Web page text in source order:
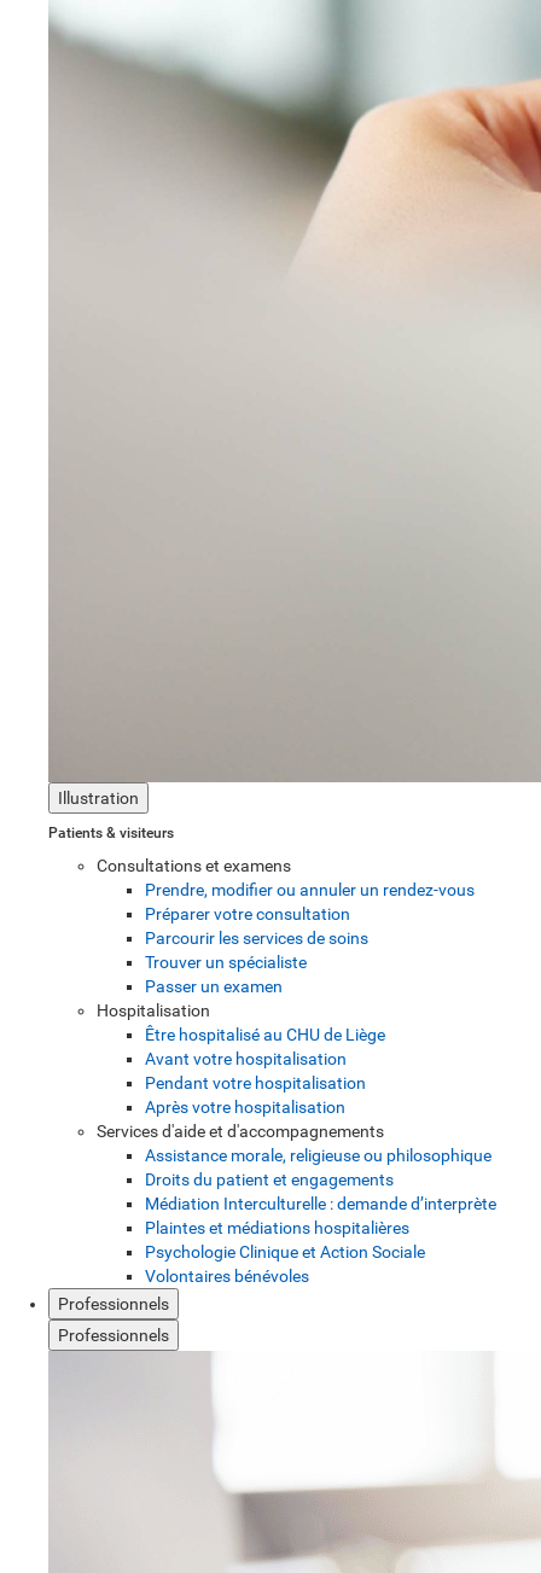
Illustration
Patients & visiteurs
Consultations et examens
Prendre, modifier ou annuler un rendez-vous
Préparer votre consultation
Parcourir les services de soins
Trouver un spécialiste
Passer un examen
Hospitalisation
Être hospitalisé au CHU de Liège
Avant votre hospitalisation
Pendant votre hospitalisation
Après votre hospitalisation
Services d'aide et d'accompagnements
Assistance morale, religieuse ou philosophique
Droits du patient et engagements
Médiation Interculturelle : demande d’interprète
Plaintes et médiations hospitalières
Psychologie Clinique et Action Sociale
Volontaires bénévoles
Professionnels
Professionnels